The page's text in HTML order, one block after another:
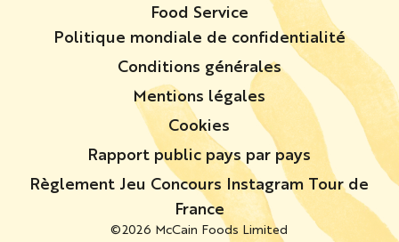
Food Service
Politique mondiale de confidentialité
Conditions générales
Mentions légales
Cookies
Rapport public pays par pays
Règlement Jeu Concours Instagram Tour de
France
©2026 McCain Foods Limited